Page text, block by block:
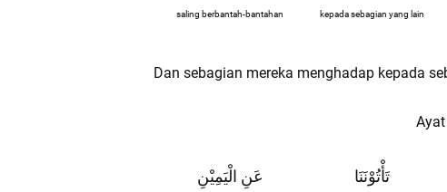
saling berbantah-bantahan kepada sebagian yang lain
Dan sebagian mereka menghadap kepada
عَنِ الْيَمِيْنِ تَأْتُوْنَنَا